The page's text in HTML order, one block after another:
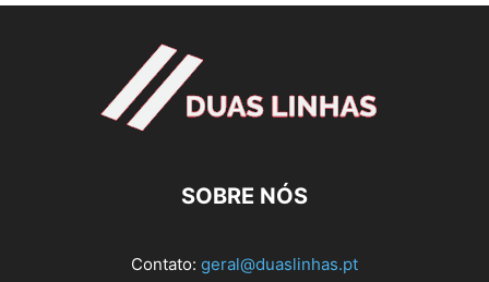
SOBRE NÓS
Contato: geral@duaslinhas.pt